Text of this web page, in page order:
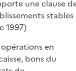
une clause
stables
1997)
en
bons du